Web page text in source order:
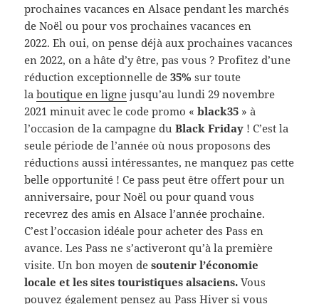
prochaines vacances en Alsace pendant les marchés
de Noël ou pour vos prochaines vacances en
2022. Eh oui, on pense déjà aux prochaines vacances
en 2022, on a hâte d’y être, pas vous ? Profitez d’une
réduction exceptionnelle de35% sur toute
laboutique en ligne jusqu’au lundi 29 novembre
2021 minuit avec le code promo «black35 » à
l’occasion de la campagne du Black Friday ! C’est la
seule période de l’année où nous proposons des
réductions aussi intéressantes, ne manquez pas cette
belle opportunité ! Ce pass peut être offert pour un
anniversaire, pour Noël ou pour quand vous
recevrez des amis en Alsace l’année prochaine.
C’est l’occasion idéale pour acheter des Pass en
avance. Les Pass ne s’activeront qu’à la première
visite. Un bon moyen desoutenir l’économie
locale et les sites touristiques alsaciens. Vous
pouvez également pensez au Pass Hiver si vous